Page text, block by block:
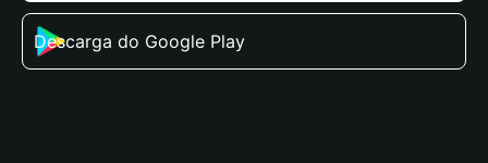
Descarga do Google Play